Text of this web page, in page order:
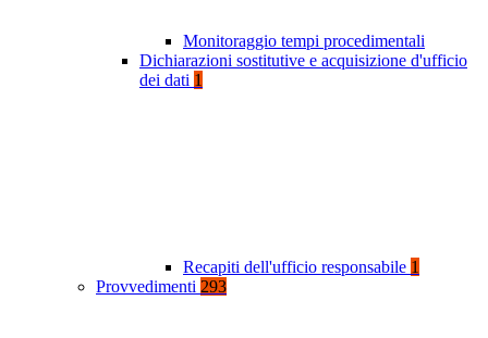
Monitoraggio tempi procedimentali
Dichiarazioni sostitutive e acquisizione d'ufficio
dei dati 1
Recapiti dell'ufficio responsabile 1
Provvedimenti 293